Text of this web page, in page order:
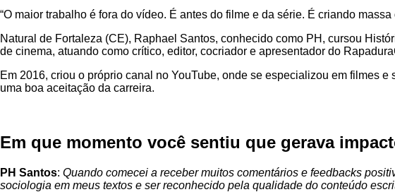
“O maior trabalho é fora do vídeo. É antes do filme e da série. É criando
Natural de Fortaleza (CE), Raphael Santos, conhecido como PH, cursou
de cinema, atuando como crítico, editor, cocriador e apresentador do
Em 2016, criou o próprio canal no YouTube, onde se especializou em filmes
uma boa aceitação da carreira.
Em que momento você sentiu que gerava
PH Santos: Quando comecei a receber muitos comentários e feedbacks
sociologia em meus textos e ser reconhecido pela qualidade do conteúdo